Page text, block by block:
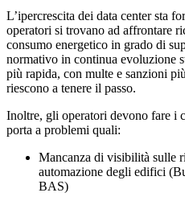
L’ipercrescita dei data center sta
operatori si trovano ad affrontare
consumo energetico in grado di
normativo in continua evoluzione
più rapida, con multe e sanzioni
riescono a tenere il passo.
Inoltre, gli operatori devono fare i
porta a problemi quali:
Mancanza di visibilità sulle
automazione degli edifici
BAS)